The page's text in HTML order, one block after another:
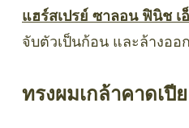
แฮร์สเปรย์ ซาลอน ฟินิช เ
จับตัวเป็นก้อน และล้างออ
ทรงผมเกล้าคาดเปีย